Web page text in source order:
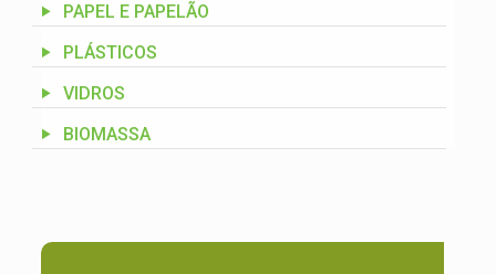
PAPEL E PAPELÃO
PLÁSTICOS
VIDROS
BIOMASSA